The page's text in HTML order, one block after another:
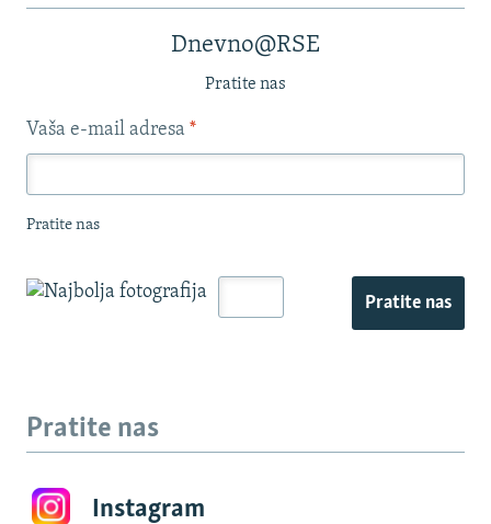
Dnevno@RSE
Pratite nas
Vaša e-mail adresa *
Pratite nas
Pratite nas
Pratite nas
Instagram